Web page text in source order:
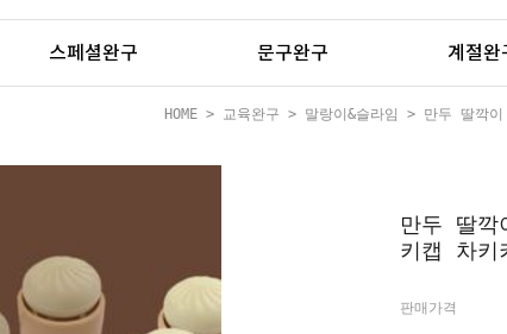
스페셜완구 문구완구 계절완
HOME > 교육완구 > 말랑이&슬라임 > 만두 딸깍
만두 딸
키캡 차키
판매가격